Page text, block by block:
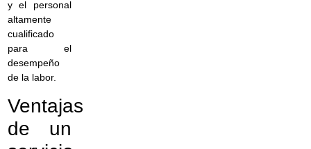
y el personal
altamente
cualificado
para el
desempeño
de la labor.
Ventajas
de un